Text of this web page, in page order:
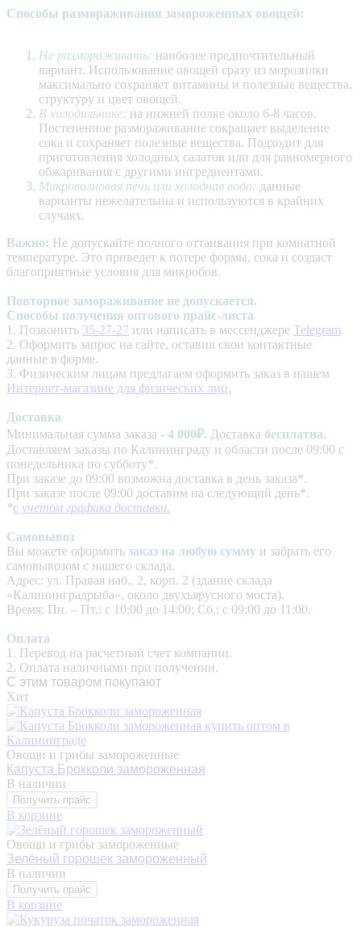
Способы размораживания замороженных овощей:
Не размораживать: наиболее предпочтительный
вариант. Использование овощей сразу из морозилки
максимально сохраняет витамины и полезные вещества,
структуру и цвет овощей.
В холодильнике: на нижней полке около 6-8 часов.
Постепенное размораживание сокращает выделение
сока и сохраняет полезные вещества. Подходит для
приготовления холодных салатов или для равномерного
обжаривания с другими ингредиентами.
Микроволновая печь или холодная вода: данные
варианты нежелательны и используются в крайних
случаях.
Важно: Не допускайте полного оттаивания при комнатной
температуре. Это приведет к потере формы, сока и создаст
благоприятные условия для микробов.
Повторное замораживание не допускается.
Способы получения оптового прайс-листа
1. Позвонить 35-27-27 или написать в мессенджере Telegram.
2. Оформить запрос на сайте, оставив свои контактные
данные в форме.
3. Физическим лицам предлагаем оформить заказ в нашем
Интернет-магазине для физических лиц.
Доставка
Минимальная сумма заказа - 4 000₽. Доставка бесплатна.
Доставляем заказы по Калининграду и области после 09:00 с
понедельника по субботу*.
При заказе до 09:00 возможна доставка в день заказа*.
При заказе после 09:00 доставим на следующий день*.
*с учетом графика доставки.
Самовывоз
Вы можете оформить заказ на любую сумму и забрать его
самовывозом с нашего склада.
Адрес: ул. Правая наб., 2, корп. 2 (здание склада
«Калининградрыба», около двухъярусного моста).
Время: Пн. – Пт.: с 10:00 до 14:00; Сб.: с 09:00 до 11:00.
Оплата
1. Перевод на расчетный счет компании.
2. Оплата наличными при получении.
С этим товаром покупают
Хит
Овощи и грибы замороженные
Капуста Брокколи замороженная
В наличии
Получить прайс
В корзине
Овощи и грибы замороженные
Зелёный горошек замороженный
В наличии
Получить прайс
В корзине